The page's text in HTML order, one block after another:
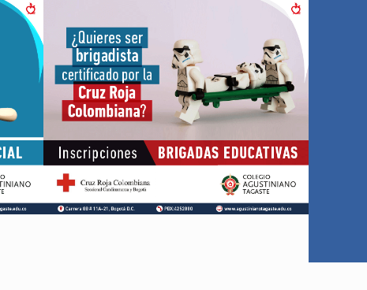
6 febrero, 2020
Brigadas educativas – Cruz
Roja Colombiana